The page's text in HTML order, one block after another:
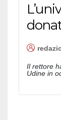
Il rettore
Udine in